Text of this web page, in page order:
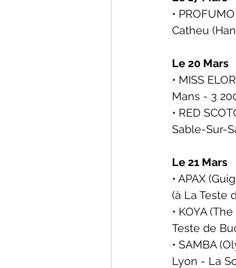
•
Catheu
Le 20 Mars
• MISS
Mans - 3
• RED
Sable-Sur-
Le 21 Mars
• APAX
(à La Teste
• KOYA
Teste de
• SAMBA
Lyon - La